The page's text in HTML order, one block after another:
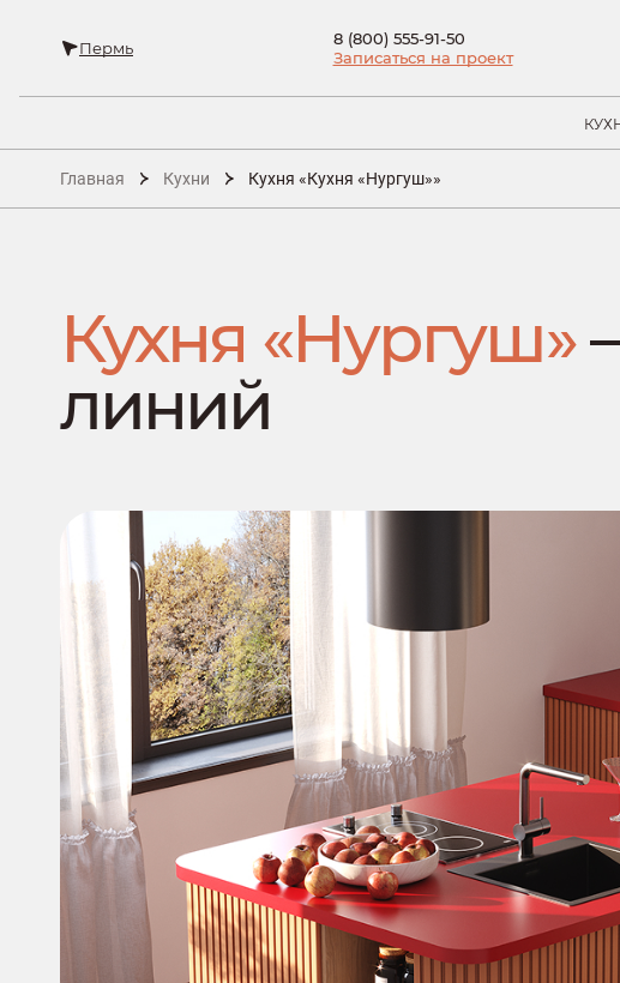
Пермь
8 (800) 555-91-50
Записаться на проект
Главная Кухни Кухня «Кухня «Нургуш»»
Кухня «Нургуш»
линий